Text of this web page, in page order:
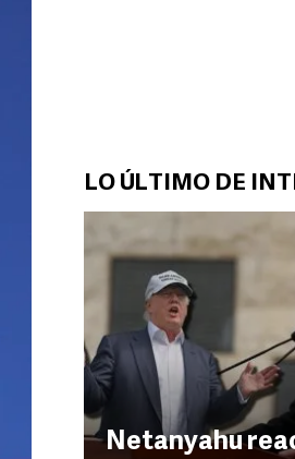
LO ÚLTIMO DE
Netanyahu